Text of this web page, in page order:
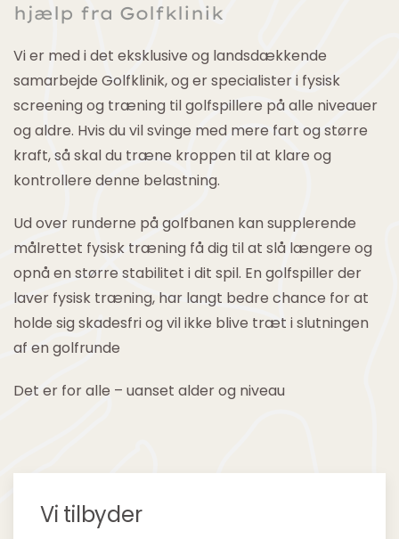
hjælp fra Golfklinik
Vi er med i det eksklusive og landsdækkende
samarbejde Golfklinik, og er specialister i fysisk
screening og træning til golfspillere på alle niveauer
og aldre. Hvis du vil svinge med mere fart og større
kraft, så skal du træne kroppen til at klare og
kontrollere denne belastning.
Ud over runderne på golfbanen kan supplerende
målrettet fysisk træning få dig til at slå længere og
opnå en større stabilitet i dit spil. En golfspiller der
laver fysisk træning, har langt bedre chance for at
holde sig skadesfri og vil ikke blive træt i slutningen
af en golfrunde
Det er for alle – uanset alder og niveau
Vi tilbyder